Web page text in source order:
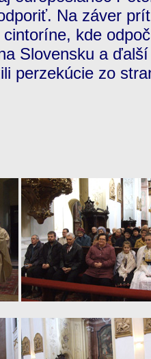
Na záver
kde
Slovensku a
perzekúcie zo